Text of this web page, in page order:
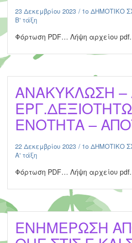
23 Δεκεμβρίου 2023
1ο ΔΗΜΟΤΙΚΟ
Β' τάξη
Φόρτωση PDF… Λήψη αρχείου pdf.
ΑΝΑΚΥΚΛΩΣΗ –
ΕΝΟΤΗΤΑ –
22 Δεκεμβρίου 2023
1ο ΔΗΜΟΤΙΚΟ
Α' τάξη
Φόρτωση PDF… Λήψη αρχείου pdf.
ENHMEΡΩΣΗ